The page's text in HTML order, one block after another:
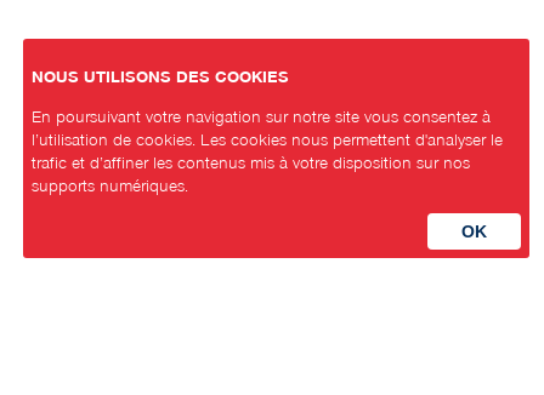
NOUS UTILISONS DES COOKIES
En poursuivant votre navigation sur notre site vous consentez à
l’utilisation de cookies. Les cookies nous permettent d'analyser le
trafic et d’affiner les contenus mis à votre disposition sur nos
supports numériques.